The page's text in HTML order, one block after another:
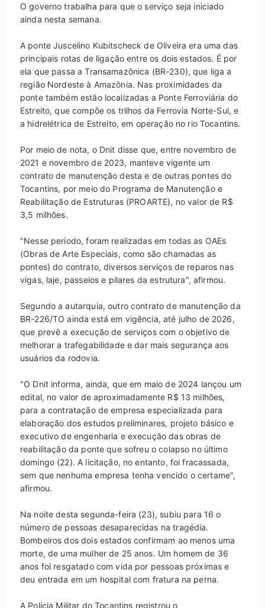
O governo trabalha para que o serviço seja iniciado
ainda nesta semana.
A ponte Juscelino Kubitscheck de Oliveira era uma das
principais rotas de ligação entre os dois estados. É por
ela que passa a Transamazônica (BR-230), que liga a
região Nordeste à Amazônia. Nas proximidades da
ponte também estão localizadas a Ponte Ferroviária do
Estreito, que compõe os trilhos da Ferrovia Norte-Sul, e
a hidrelétrica de Estreito, em operação no rio Tocantins.
Por meio de nota, o Dnit disse que, entre novembro de
2021 e novembro de 2023, manteve vigente um
contrato de manutenção desta e de outras pontes do
Tocantins, por meio do Programa de Manutenção e
Reabilitação de Estruturas (PROARTE), no valor de R$
3,5 milhões.
"Nesse período, foram realizadas em todas as OAEs
(Obras de Arte Especiais, como são chamadas as
pontes) do contrato, diversos serviços de reparos nas
vigas, laje, passeios e pilares da estrutura", afirmou.
Segundo a autarquia, outro contrato de manutenção da
BR-226/TO ainda está em vigência, até julho de 2026,
que prevê a execução de serviços com o objetivo de
melhorar a trafegabilidade e dar mais segurança aos
usuários da rodovia.
"O Dnit informa, ainda, que em maio de 2024 lançou um
edital, no valor de aproximadamente R$ 13 milhões,
para a contratação de empresa especializada para
elaboração dos estudos preliminares, projeto básico e
executivo de engenharia e execução das obras de
reabilitação da ponte que sofreu o colapso no último
domingo (22). A licitação, no entanto, foi fracassada,
sem que nenhuma empresa tenha vencido o certame",
afirmou.
Na noite desta segunda-feira (23), subiu para 16 o
número de pessoas desaparecidas na tragédia.
Bombeiros dos dois estados confirmam ao menos uma
morte, de uma mulher de 25 anos. Um homem de 36
anos foi resgatado com vida por pessoas próximas e
deu entrada em um hospital com fratura na perna.
A Polícia Militar do Tocantins registrou o